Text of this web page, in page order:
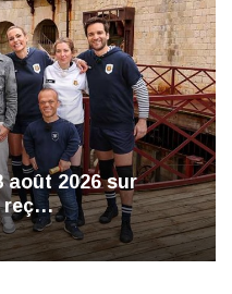
août 2026 sur
reç…